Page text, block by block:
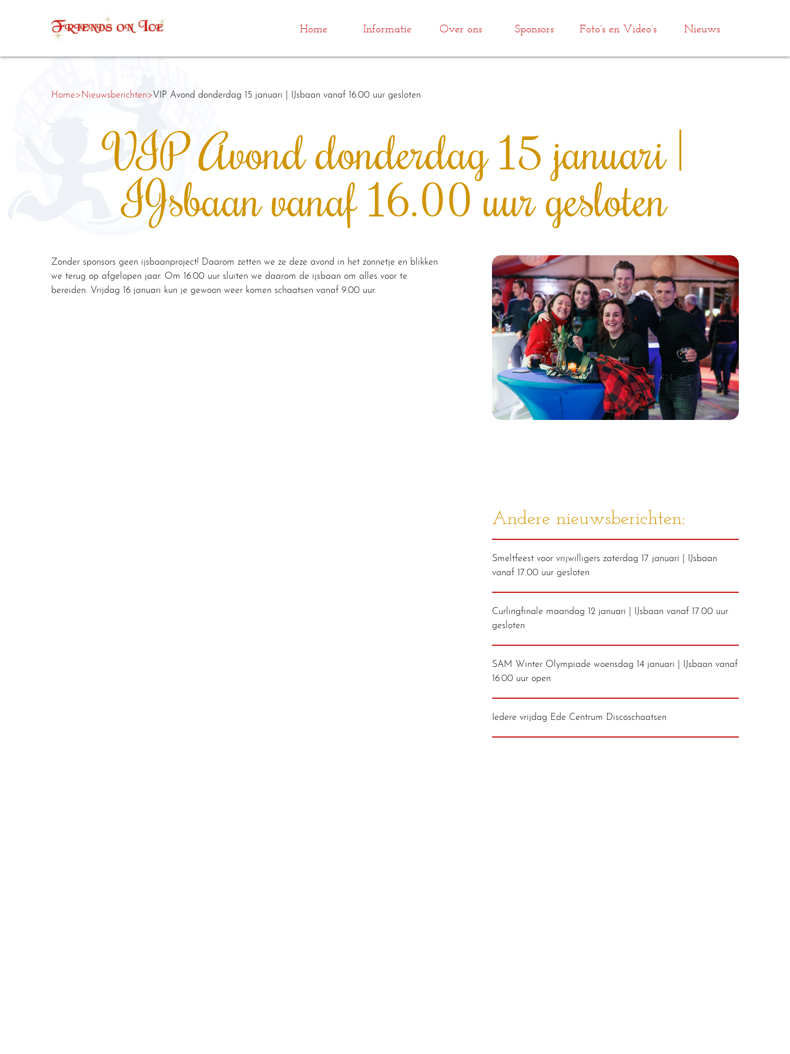
Home> Nieuwsberichten>VIP Avond donderdag 15 januari | IJsbaan vanaf 16.00 uur gesloten
Home Informatie Over ons Sponsors Foto’s en Video’s Nieuws
VIP Avond donderdag 15 januari |
IJsbaan vanaf 16.00 uur gesloten
Zonder sponsors geen ijsbaanproject! Daarom zetten we ze deze avond in het zonnetje en blikken
we terug op afgelopen jaar. Om 16.00 uur sluiten we daarom de ijsbaan om alles voor te
bereiden. Vrijdag 16 januari kun je gewoon weer komen schaatsen vanaf 9.00 uur.
Andere nieuwsberichten:
Smeltfeest voor vrijwilligers zaterdag 17 januari | IJsbaan
vanaf 17.00 uur gesloten
Curlingfinale maandag 12 januari | IJsbaan vanaf 17.00 uur
gesloten
SAM Winter Olympiade woensdag 14 januari | IJsbaan vanaf
16.00 uur open
Iedere vrijdag Ede Centrum Discoschaatsen